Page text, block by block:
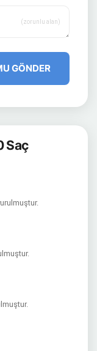
(zorunlu alan)
GÖNDER
Saç